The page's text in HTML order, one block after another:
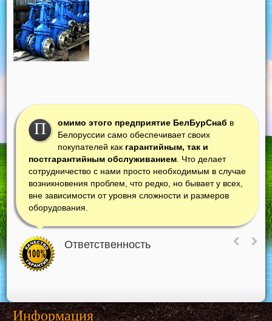
П омимо этого предприятие БелБурСнаб в
Белоруссии само обеспечивает своих
покупателей как гарантийным, так и
постгарантийным обслуживанием. Что делает
сотрудничество с нами просто необходимым в случае
возникновения проблем, что редко, но бывает у всех,
вне зависимости от уровня сложности и размеров
оборудования.
Ответственность
Информация